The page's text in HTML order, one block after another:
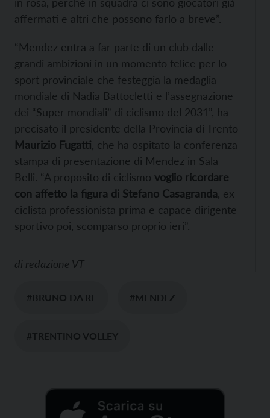
affermati e altri che possono farlo a breve”.
“Mendez entra a far parte di un club dalle
grandi ambizioni in un momento felice per lo
sport provinciale che festeggia la medaglia
mondiale di Nadia Battocletti e l’assegnazione
dei “Super mondiali” di ciclismo del 2031”, ha
precisato il presidente della Provincia di Trento
Maurizio Fugatti , che ha ospitato la conferenza
stampa di presentazione di Mendez in Sala
Belli. “A proposito di ciclismo voglio ricordare
con affetto la figura di Stefano Casagranda , ex
ciclista professionista prima e capace dirigente
sportivo poi, scomparso proprio ieri”.
di redazione VT
#BRUNO DA RE #MENDEZ
#TRENTINO VOLLEY